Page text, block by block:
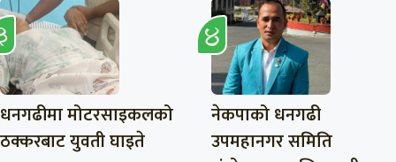
धनगढीमा मोटरसाइकलको
ठक्करबाट युवती घाइते
नेकपाको धनगढी
उपमहानगर समिति